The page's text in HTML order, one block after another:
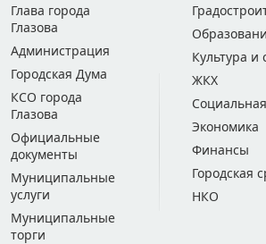
Глава города
Глазова
Администрация
Городская Дума
КСО города
Глазова
Официальные
документы
Муниципальные
услуги
Муниципальные
торги
Культура и
ЖКХ
Экономика
Финансы
Городская
НКО